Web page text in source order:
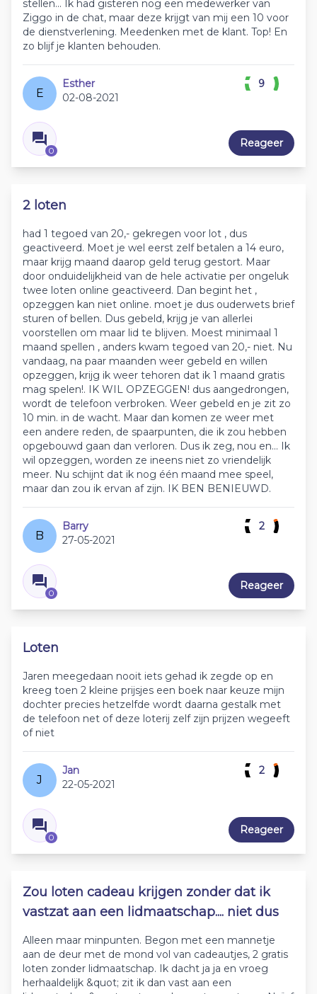
stellen... Ik had gisteren nog een medewerker van
Ziggo in de chat, maar deze krijgt van mij een 10 voor
de dienstverlening. Meedenken met de klant. Top! En
zo blijf je klanten behouden.
E
Esther
02-08-2021
0
9
Reageer
2 loten
had 1 tegoed van 20,- gekregen voor lot , dus
geactiveerd. Moet je wel eerst zelf betalen a 14 euro,
maar krijg maand daarop geld terug gestort. Maar
door onduidelijkheid van de hele activatie per ongeluk
twee loten online geactiveerd. Dan begint het ,
opzeggen kan niet online. moet je dus ouderwets brief
sturen of bellen. Dus gebeld, krijg je van allerlei
voorstellen om maar lid te blijven. Moest minimaal 1
maand spellen , anders kwam tegoed van 20,- niet. Nu
vandaag, na paar maanden weer gebeld en willen
opzeggen, krijg ik weer tehoren dat ik 1 maand gratis
mag spelen!. IK WIL OPZEGGEN! dus aangedrongen,
wordt de telefoon verbroken. Weer gebeld en je zit zo
10 min. in de wacht. Maar dan komen ze weer met
een andere reden, de spaarpunten, die ik zou hebben
opgebouwd gaan dan verloren. Dus ik zeg, nou en... Ik
wil opzeggen, worden ze ineens niet zo vriendelijk
meer. Nu schijnt dat ik nog één maand mee speel,
maar dan zou ik ervan af zijn. IK BEN BENIEUWD.
B
Barry
27-05-2021
0
2
Reageer
Loten
Jaren meegedaan nooit iets gehad ik zegde op en
kreeg toen 2 kleine prijsjes een boek naar keuze mijn
dochter precies hetzelfde wordt daarna gestalk met
de telefoon net of deze loterij zelf zijn prijzen wegeeft
of niet
J
Jan
22-05-2021
0
2
Reageer
Zou loten cadeau krijgen zonder dat ik
vastzat aan een lidmaatschap.... niet dus
Alleen maar minpunten. Begon met een mannetje
aan de deur met de mond vol van cadeautjes, 2 gratis
loten zonder lidmaatschap. Ik dacht ja ja en vroeg
herhaaldelijk &quot; zit ik dan vast aan een